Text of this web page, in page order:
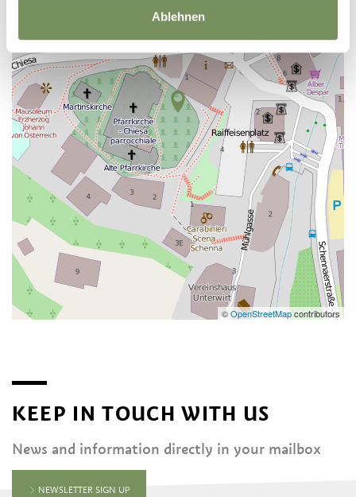
Ablehnen
©OpenStreetMapcontributors
KEEP IN TOUCH WITH US
News and information directly in your mailbox
NEWSLETTER SIGN UP